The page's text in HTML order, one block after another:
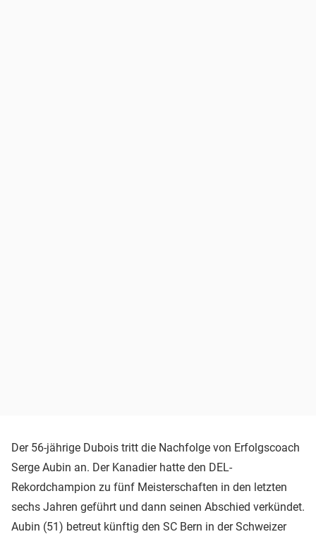
Der 56-jährige Dubois tritt die Nachfolge von Erfolgscoach
Serge Aubin an. Der Kanadier hatte den DEL-
Rekordchampion zu fünf Meisterschaften in den letzten
sechs Jahren geführt und dann seinen Abschied verkündet.
Aubin (51) betreut künftig den SC Bern in der Schweizer